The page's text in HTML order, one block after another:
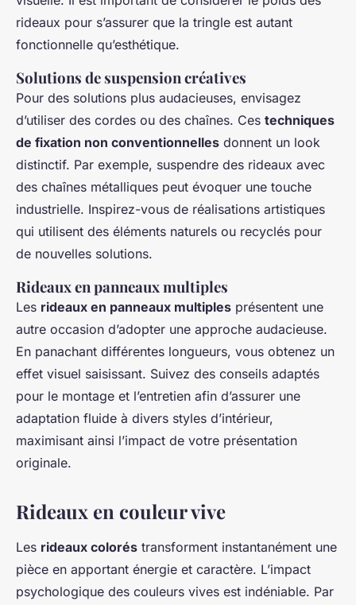
rideaux pour s’assurer que la tringle est autant
fonctionnelle qu’esthétique.
Solutions de suspension créatives
Pour des solutions plus audacieuses, envisagez
d’utiliser des cordes ou des chaînes. Ces techniques
de fixation non conventionnelles donnent un look
distinctif. Par exemple, suspendre des rideaux avec
des chaînes métalliques peut évoquer une touche
industrielle. Inspirez-vous de réalisations artistiques
qui utilisent des éléments naturels ou recyclés pour
de nouvelles solutions.
Rideaux en panneaux multiples
Les rideaux en panneaux multiples présentent une
autre occasion d’adopter une approche audacieuse.
En panachant différentes longueurs, vous obtenez un
effet visuel saisissant. Suivez des conseils adaptés
pour le montage et l’entretien afin d’assurer une
adaptation fluide à divers styles d’intérieur,
maximisant ainsi l’impact de votre présentation
originale.
Rideaux en couleur vive
Les rideaux colorés transforment instantanément une
pièce en apportant énergie et caractère. L’impact
psychologique des couleurs vives est indéniable. Par